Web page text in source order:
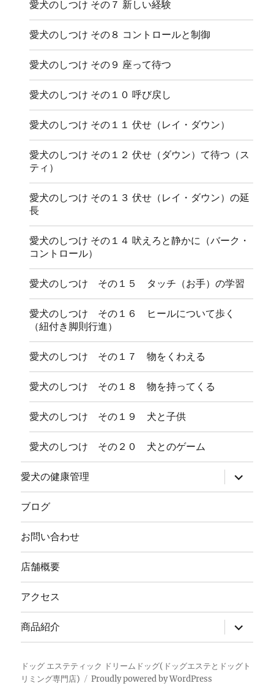
愛犬のしつけ その７ 新しい経験
愛犬のしつけ その８ コントロールと制御
愛犬のしつけ その９ 座って待つ
愛犬のしつけ その１０ 呼び戻し
愛犬のしつけ その１１ 伏せ（レイ・ダウン）
愛犬のしつけ その１２ 伏せ（ダウン）て待つ（ス
ティ）
愛犬のしつけ その１３ 伏せ（レイ・ダウン）の延
長
愛犬のしつけ その１４ 吠えろと静かに（バーク・
コントロール）
愛犬のしつけ その１５ タッチ（お手）の学習
愛犬のしつけ その１６ ヒールについて歩く
（紐付き脚則行進）
愛犬のしつけ その１７ 物をくわえる
愛犬のしつけ その１８ 物を持ってくる
愛犬のしつけ その１９ 犬と子供
愛犬のしつけ その２０ 犬とのゲーム
愛犬の健康管理
サ
ブ
メ
ー
開
ブログ
お問い合わせ
店舗概要
アクセス
商品紹介
サ
ブ
メ
ュ
ー
ドッグ エステティック ドリームドッグ(ドッグエステとドッグト
リミング専門店)
Proudly powered by WordPress